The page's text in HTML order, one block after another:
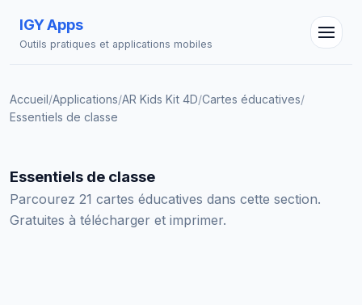
IGY Apps
Outils pratiques et applications mobiles
Accueil/Applications/AR Kids Kit 4D/Cartes éducatives/
Essentiels de classe
Essentiels de classe
Parcourez 21 cartes éducatives dans cette section.
Gratuites à télécharger et imprimer.
En ligne — Posez vos questions